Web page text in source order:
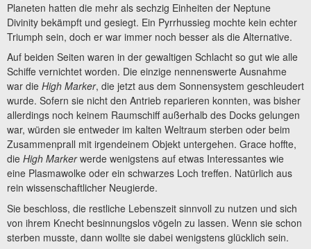
Planeten hatten die mehr als sechzig Einheiten der Neptune
Divinity bekämpft und gesiegt. Ein Pyrrhussieg mochte kein echter
Triumph sein, doch er war immer noch besser als die Alternative.
Auf beiden Seiten waren in der gewaltigen Schlacht so gut wie alle
Schiffe vernichtet worden. Die einzige nennenswerte Ausnahme
war die High Marker, die jetzt aus dem Sonnensystem geschleudert
wurde. Sofern sie nicht den Antrieb reparieren konnten, was bisher
allerdings noch keinem Raumschiff außerhalb des Docks gelungen
war, würden sie entweder im kalten Weltraum sterben oder beim
Zusammenprall mit irgendeinem Objekt untergehen. Grace hoffte,
die High Markerwerde wenigstens auf etwas Interessantes wie
eine Plasmawolke oder ein schwarzes Loch treffen. Natürlich aus
rein wissenschaftlicher Neugierde.
Sie beschloss, die restliche Lebenszeit sinnvoll zu nutzen und sich
von ihrem Knecht besinnungslos vögeln zu lassen. Wenn sie schon
sterben musste, dann wollte sie dabei wenigstens glücklich sein.